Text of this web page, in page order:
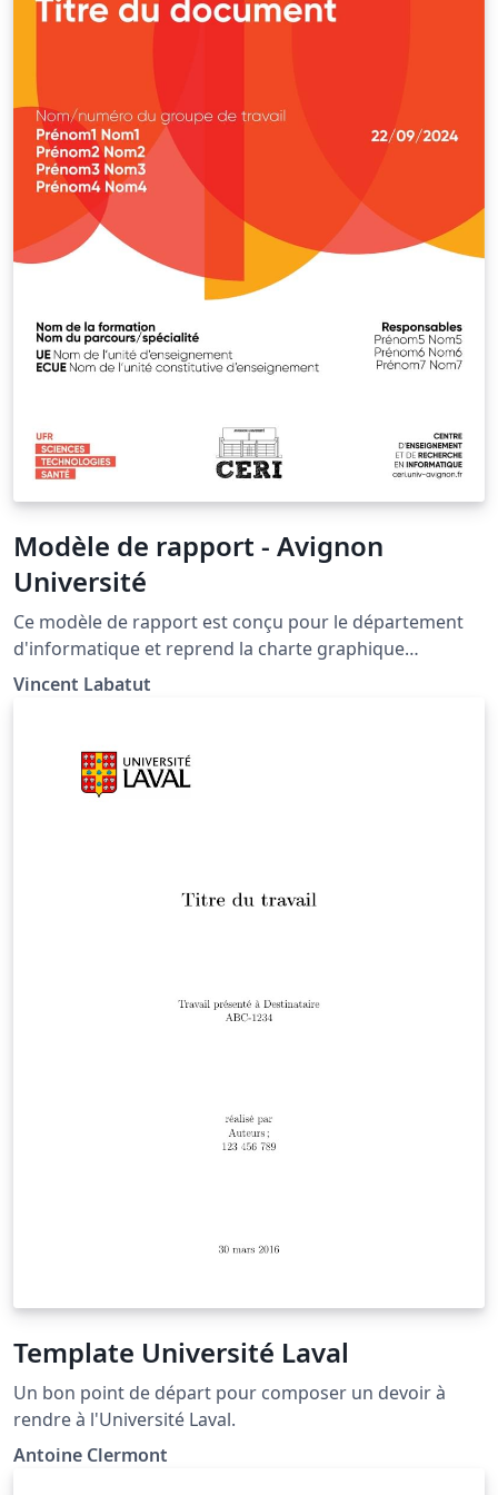
Modèle de rapport - Avignon
Université
Ce modèle de rapport est conçu pour le département
d'informatique et reprend la charte graphique
d'Avignon Université . This model of report is designed
Vincent Labatut
Template Université Laval
Un bon point de départ pour composer un devoir à
rendre à l'Université Laval.
Antoine Clermont